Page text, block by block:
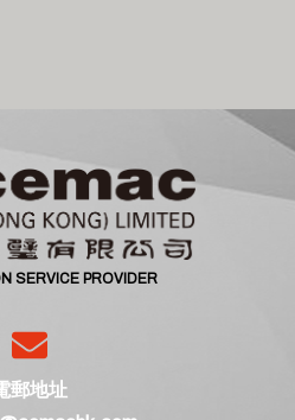
SERVICE PROVIDER
郵地址